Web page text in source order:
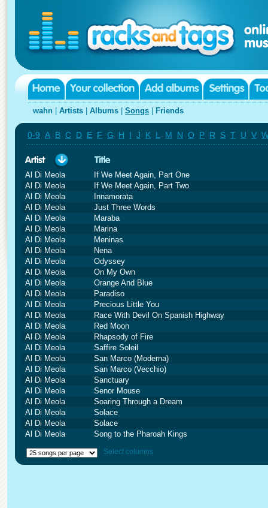
wahn Artists Albums Songs Friends
0-9 A B C D E F G H I J K L M N O P R S T U V
Al Di Meola
If We Meet Again, Part One
Al Di Meola
If We Meet Again, Part Two
Al Di Meola
Innamorata
Al Di Meola
Just Three Words
Al Di Meola
Maraba
Al Di Meola
Marina
Al Di Meola
Meninas
Al Di Meola
Nena
Al Di Meola
Odyssey
Al Di Meola
On My Own
Al Di Meola
Orange And Blue
Al Di Meola
Paradiso
Al Di Meola
Precious Little You
Al Di Meola
Race With Devil On Spanish Highway
Al Di Meola
Red Moon
Al Di Meola
Rhapsody of Fire
Al Di Meola
Saffire Soleil
Al Di Meola
San Marco (Moderna)
Al Di Meola
San Marco (Vecchio)
Al Di Meola
Sanctuary
Al Di Meola
Senor Mouse
Al Di Meola
Soaring Through a Dream
Al Di Meola
Solace
Al Di Meola
Solace
Al Di Meola
Song to the Pharoah Kings
Select columns